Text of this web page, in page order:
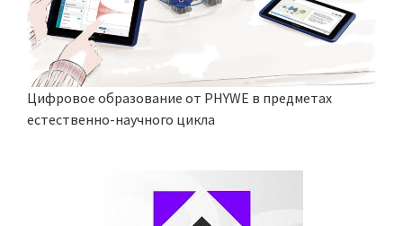
Цифровое образование от PHYWE в предметах
естественно-научного цикла